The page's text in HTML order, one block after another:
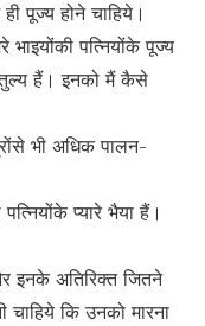
पूज्य होने चाहिये।
पत्नियोंके पूज्य
तुल्य हैं। इनको मैं कैसे
भी अधिक पालन-
प्यारे भैया हैं।
इनके अतिरिक्त जितने
कि उनको मारना